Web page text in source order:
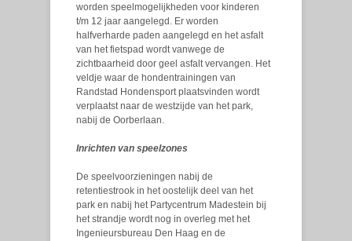
worden speelmogelijkheden voor kinderen
t/m 12 jaar aangelegd. Er worden
halfverharde paden aangelegd en het asfalt
van het fietspad wordt vanwege de
zichtbaarheid door geel asfalt vervangen. Het
veldje waar de hondentrainingen van
Randstad Hondensport plaatsvinden wordt
verplaatst naar de westzijde van het park,
nabij de Oorberlaan.
Inrichten van speelzones
De speelvoorzieningen nabij de
retentiestrook in het oostelijk deel van het
park en nabij het Partycentrum Madestein bij
het strandje wordt nog in overleg met het
Ingenieursbureau Den Haag en de